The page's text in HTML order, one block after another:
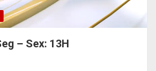
– Sex: 13H